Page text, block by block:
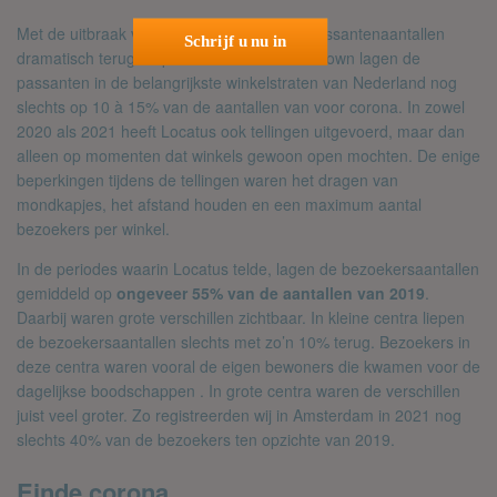
Met de uitbraak van Corona zakten deze passantenaantallen
dramatisch terug. In periodes met een lockdown lagen de
passanten in de belangrijkste winkelstraten van Nederland nog
slechts op 10 à 15% van de aantallen van voor corona. In zowel
2020 als 2021 heeft Locatus ook tellingen uitgevoerd, maar dan
alleen op momenten dat winkels gewoon open mochten. De enige
beperkingen tijdens de tellingen waren het dragen van
mondkapjes, het afstand houden en een maximum aantal
bezoekers per winkel.
In de periodes waarin Locatus telde, lagen de bezoekersaantallen
gemiddeld op ongeveer 55% van de aantallen van 2019
Daarbij waren grote verschillen zichtbaar. In kleine centra liepen
de bezoekersaantallen slechts met zo’n 10% terug. Bezoekers in
deze centra waren vooral de eigen bewoners die kwamen voor de
dagelijkse boodschappen . In grote centra waren de verschillen
juist veel groter. Zo registreerden wij in Amsterdam in 2021 nog
slechts 40% van de bezoekers ten opzichte van 2019.
Schrijf u nu in